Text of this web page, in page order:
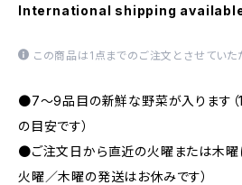
International shipping
この商品は1点までのご注文とさせていた
●7～9品目の新鮮な野菜が入ります
の目安です）
●ご注文日から直近の火曜または木曜
火曜／木曜の発送はお休みです）